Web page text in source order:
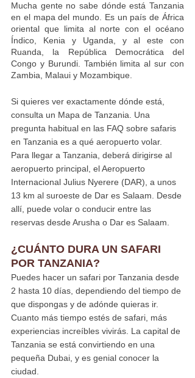
Mucha gente no sabe dónde está Tanzania
en el mapa del mundo. Es un país de África
oriental que limita al norte con el océano
Índico, Kenia y Uganda, y al este con
Ruanda, la República Democrática del
Congo y Burundi. También limita al sur con
Zambia, Malaui y Mozambique.
Si quieres ver exactamente dónde está,
consulta un Mapa de Tanzania. Una
pregunta habitual en las FAQ sobre safaris
en Tanzania es a qué aeropuerto volar.
Para llegar a Tanzania, deberá dirigirse al
aeropuerto principal, el Aeropuerto
Internacional Julius Nyerere (DAR), a unos
13 km al suroeste de Dar es Salaam. Desde
allí, puede volar o conducir entre las
reservas desde Arusha o Dar es Salaam.
¿CUÁNTO DURA UN SAFARI
POR TANZANIA?
Puedes hacer un safari por Tanzania desde
2 hasta 10 días, dependiendo del tiempo de
que dispongas y de adónde quieras ir.
Cuanto más tiempo estés de safari, más
experiencias increíbles vivirás. La capital de
Tanzania se está convirtiendo en una
pequeña Dubai, y es genial conocer la
ciudad.